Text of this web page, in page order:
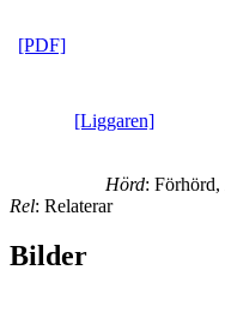
[PDF]
[Liggaren]
Hörd: Förhörd,
Rel: Relaterar
Bilder